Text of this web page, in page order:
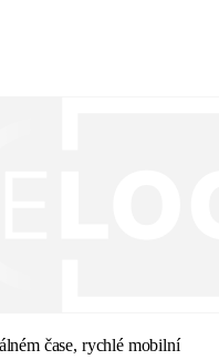
čase, rychlé mobilní